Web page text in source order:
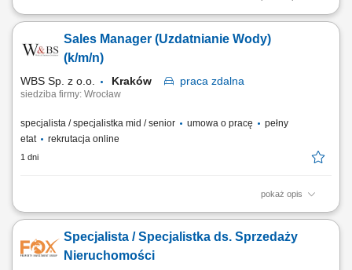
obsługa klientów; utrzymywanie dobrych relacji z klientami; realizacja
firm;
Sales Manager (Uzdatnianie Wody)
(k/m/n)
WBS Sp. z o.o. Kraków praca zdalna
siedziba firmy: Wrocław
specjalista / specjalistka mid / senior umowa o pracę
pełny
etat
rekrutacja online
1 dni
pokaż opis
Opis stanowiska pracy/zadania: Aktywne pozyskiwanie nowych klientów
klientami oraz zapewnianie im bieżącego wsparcia. Prowadzenie
negocjacji handlowych oraz przygotowywanie ofert dopasowanych do
Specjalista / Specjalistka ds. Sprzedaży
Nieruchomości